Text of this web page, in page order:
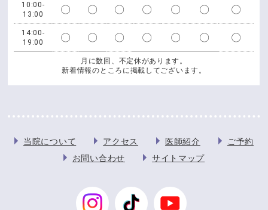
10:00-
13:00
〇 〇 〇 〇 〇 〇 〇
14:00-
19:00
〇 〇 〇 〇 〇 〇 〇
月に数回、不定休があります。
新着情報のところに掲載してございます。
当院について アクセス 医師紹介
ご予約
お問い合わせ
サイトマップ